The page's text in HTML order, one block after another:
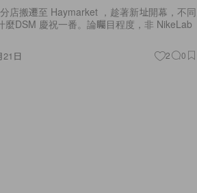
店搬遷至 Haymarket ，趁著新址開幕，不同
麼DSM 慶祝一番。論矚目程度，非 NikeLab
21日 2 0